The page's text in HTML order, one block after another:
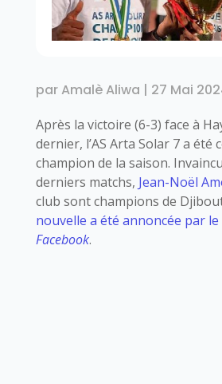
parAmalè Aliwa | 27 Mai
Après la victoire (6-3) face à
dernier, l’AS Arta Solar 7 a été
champion de la saison.
derniers matchs, Jean-Noël
club sont champions de
nouvelle a été annoncée par
Facebook.